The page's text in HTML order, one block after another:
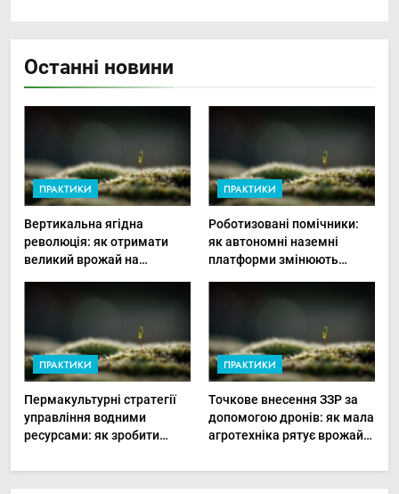
Останні новини
ПРАКТИКИ
Вертикальна ягідна
революція: як отримати
великий врожай на
ПРАКТИКИ
Роботизовані помічники:
як автономні наземні
платформи змінюють
ПРАКТИКИ
Пермакультурні стратегії
управління водними
ресурсами: як зробити
до посухи
ПРАКТИКИ
Точкове внесення ЗЗР за
допомогою дронів: як мала
агротехніка рятує врожай